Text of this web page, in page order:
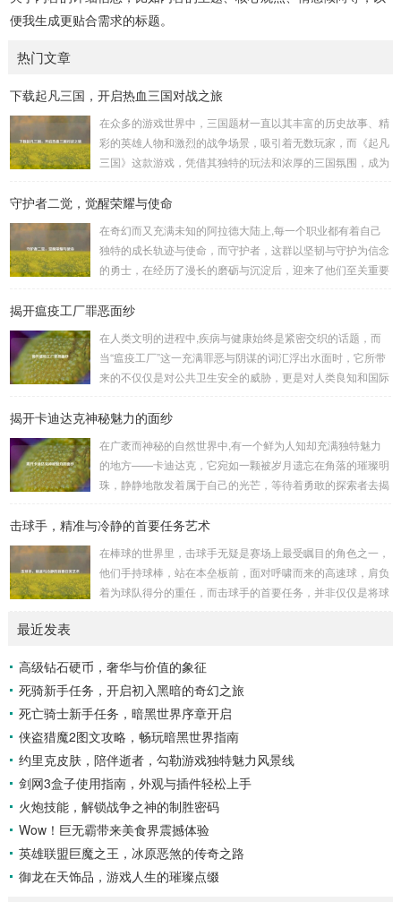
便我生成更贴合需求的标题。
热门文章
下载起凡三国，开启热血三国对战之旅
在众多的游戏世界中，三国题材一直以其丰富的历史故事、精
彩的英雄人物和激烈的战争场景，吸引着无数玩家，而《起凡
三国》这款游戏，凭借其独特的玩法和浓厚的三国氛围，成为
何进行起凡三国下载,开启一段热血的三国对战之旅。 《起凡
以化身为三国时期的知名将领，如勇猛无双的吕布、足智多谋
的诸葛亮、忠义双全的关羽等，率领自己的军队在战场上冲锋
陷阵、排兵布阵，游戏中的每一场战斗都充满了变...
守护者二觉，觉醒荣耀与使命
在奇幻而又充满未知的阿拉德大陆上,每一个职业都有着自己
独特的成长轨迹与使命，而守护者，这群以坚韧与守护为信念
的勇士，在经历了漫长的磨砺与沉淀后，迎来了他们至关重要
大陆的那一刻起，便肩负着守护的重任，他们身躯魁梧，手持
来自各方的邪恶势力，最初，他们凭借着基础的技能和坚定的
意志，在一次次战斗中积累着经验，不断成长，无论是在阴森
恐怖的地下墓穴，还是在战火纷飞的前线战场，守...
揭开瘟疫工厂罪恶面纱
在人类文明的进程中,疾病与健康始终是紧密交织的话题，而
当“瘟疫工厂”这一充满罪恶与阴谋的词汇浮出水面时，它所带
来的不仅仅是对公共卫生安全的威胁，更是对人类良知和国际
是一些别有用心的势力为了实现其不可告人的目的，秘密设立
科学研究的外衣，实则干着违背人道、危害全球的勾当。 从
历史上看,生物武器的使用曾经给人类带来过惨痛的教训，在
战争时期，某些国家就曾利用细菌、病毒...
揭开卡迪达克神秘魅力的面纱
在广袤而神秘的自然世界中,有一个鲜为人知却充满独特魅力
的地方——卡迪达克，它宛如一颗被岁月遗忘在角落的璀璨明
珠，静静地散发着属于自己的光芒，等待着勇敢的探索者去揭
复杂多样的地形地貌，高耸入云的山脉连绵起伏，像是大自然
照耀下闪耀着刺眼的银光，仿佛是大自然赐予这片土地的皇
冠，而山脚下，则是一片郁郁葱葱的森林，森林里树木种类繁
多，高大的乔木遮天蔽日，阳光只能透过枝叶的缝隙...
击球手，精准与冷静的首要任务艺术
在棒球的世界里，击球手无疑是赛场上最受瞩目的角色之一，
他们手持球棒，站在本垒板前，面对呼啸而来的高速球，肩负
着为球队得分的重任，而击球手的首要任务，并非仅仅是将球
滑球，击球手需要在极短的时间内，准确判断球的速度、方向
和落点，然后调整自己的击球动作，这不仅要求击球手具备出
色的视力和反应能力,更需要大量的训练来培养对球...
最近发表
高级钻石硬币，奢华与价值的象征
死骑新手任务，开启初入黑暗的奇幻之旅
死亡骑士新手任务，暗黑世界序章开启
侠盗猎魔2图文攻略，畅玩暗黑世界指南
约里克皮肤，陪伴逝者，勾勒游戏独特魅力风景线
剑网3盒子使用指南，外观与插件轻松上手
火炮技能，解锁战争之神的制胜密码
Wow！巨无霸带来美食界震撼体验
英雄联盟巨魔之王，冰原恶煞的传奇之路
御龙在天饰品，游戏人生的璀璨点缀